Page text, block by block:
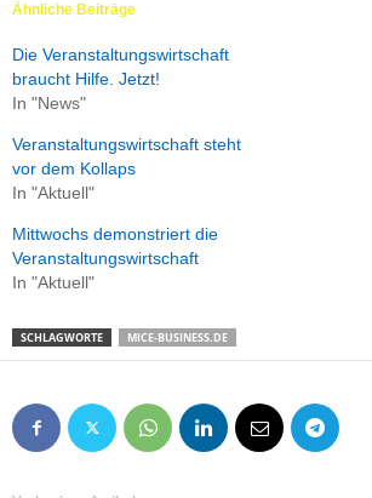
Ähnliche Beiträge
Die Veranstaltungswirtschaft
braucht Hilfe. Jetzt!
In "News"
Veranstaltungswirtschaft steht
vor dem Kollaps
In "Aktuell"
Mittwochs demonstriert die
Veranstaltungswirtschaft
In "Aktuell"
SCHLAGWORTE MICE-BUSINESS.DE